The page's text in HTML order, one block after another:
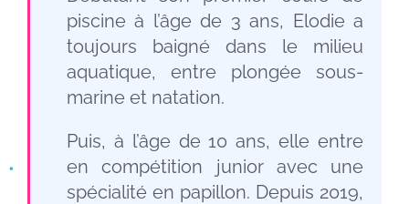
piscine à l’âge de 3 ans, Elodie a
toujours baigné dans le milieu
aquatique, entre plongée sous-
marine et natation.
Puis, à l’âge de 10 ans, elle entre
en compétition junior avec une
spécialité en papillon. Depuis 2019,